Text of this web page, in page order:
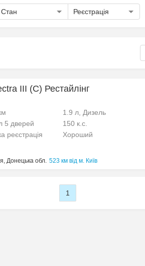
Стан Реєстрація
III (C) Рестайлінг
1.9 л, Дизель
5 дверей
150 к.с.
реєстрація
Хороший
Донецька обл. 523 км від м. Київ
1